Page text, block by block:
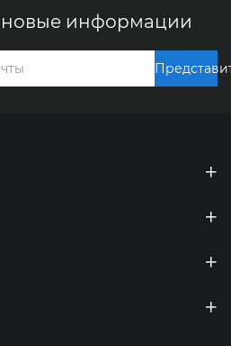
новые информации